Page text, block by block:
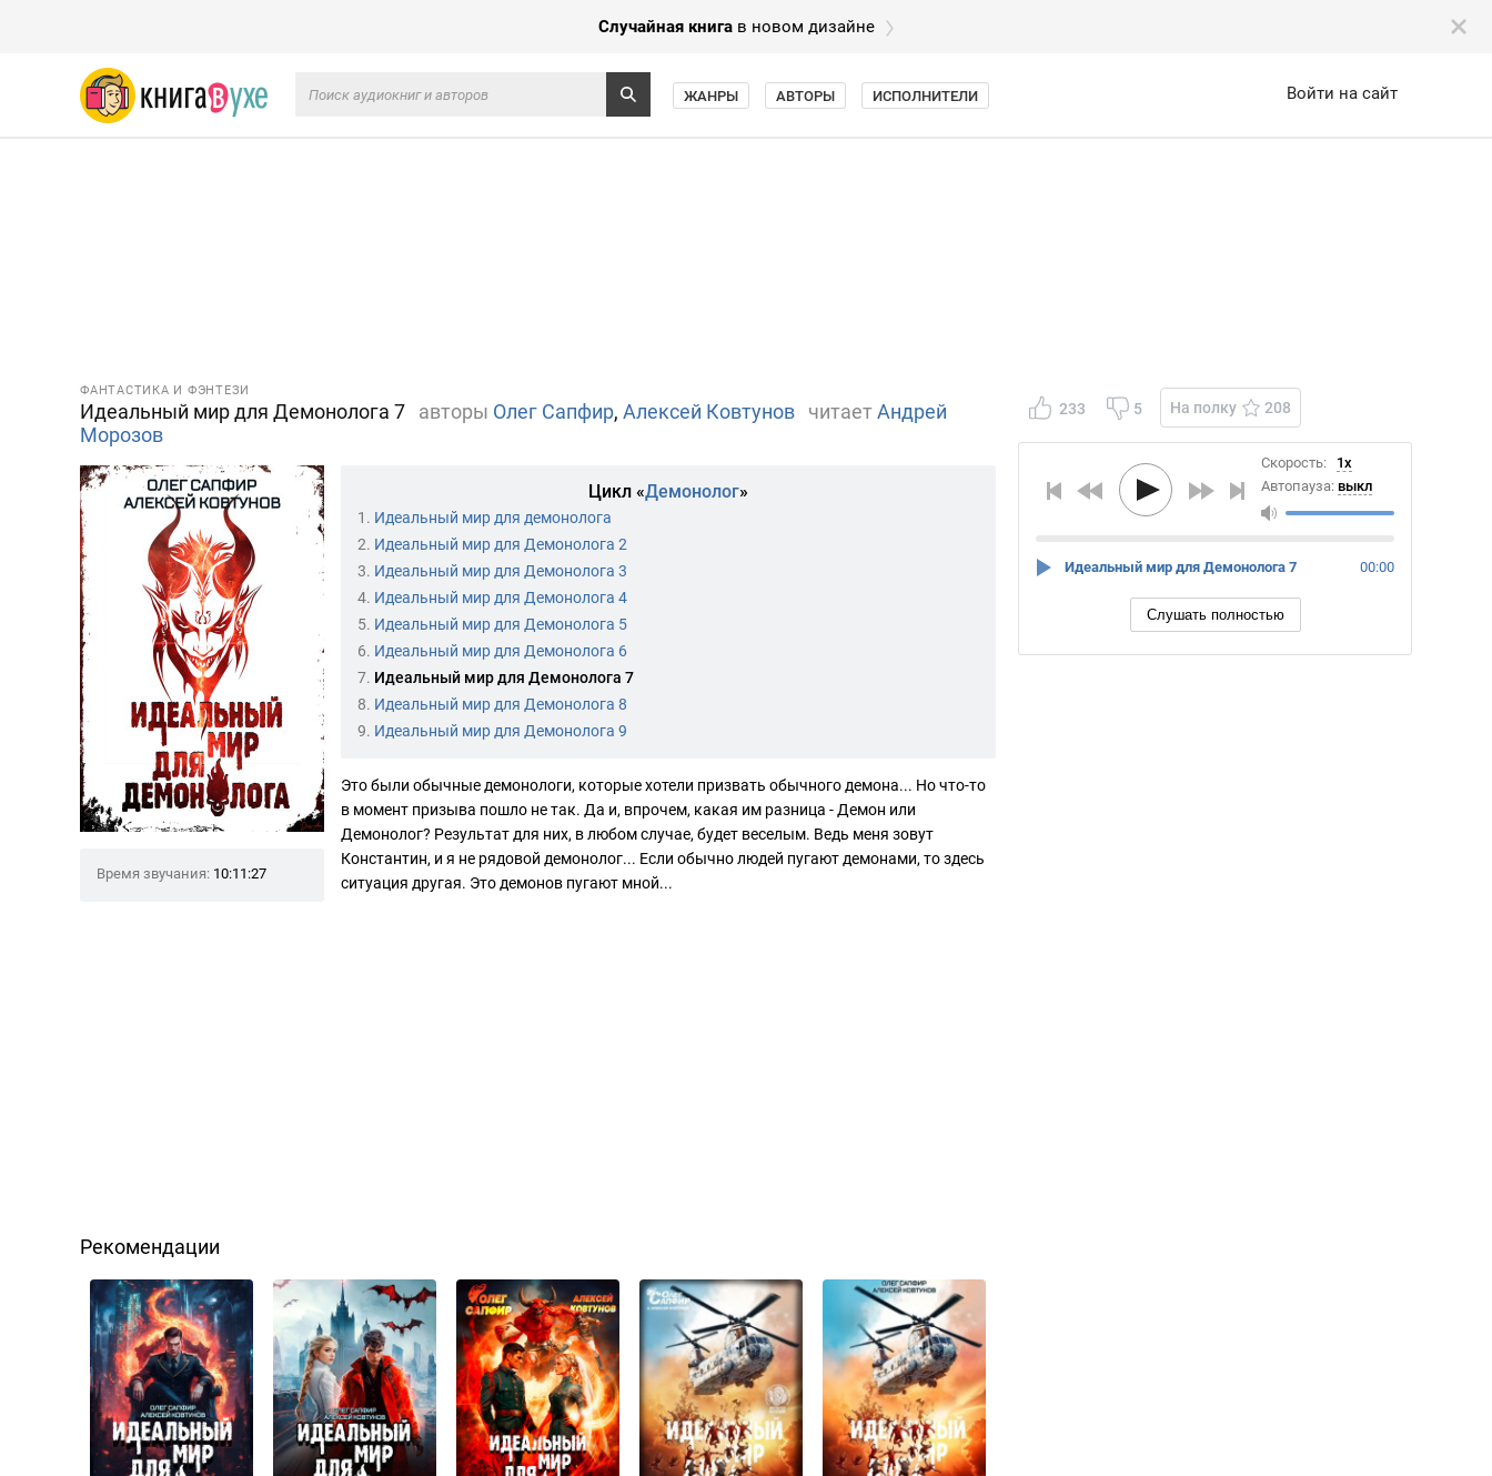
Случайная книга в новом дизайне
Войти на сайт
ЖАНРЫ АВТОРЫ ИСПОЛНИТЕЛИ
233 5 На полку 208
Скорость:
1x
Автопауза: выкл
00:00
Идеальный мир для Демонолога 7
Слушать полностью
ФАНТАСТИКА И ФЭНТЕЗИ
Идеальный мир для Демонолога 7 авторы Олег Сапфир, Алексей Ковтунов читаетАндрей
Морозов
Время звучания: 10:11:27
Цикл «Демонолог»
1. Идеальный мир для демонолога
2. Идеальный мир для Демонолога 2
3. Идеальный мир для Демонолога 3
4. Идеальный мир для Демонолога 4
5. Идеальный мир для Демонолога 5
6. Идеальный мир для Демонолога 6
7. Идеальный мир для Демонолога 7
8. Идеальный мир для Демонолога 8
9. Идеальный мир для Демонолога 9
Это были обычные демонологи, которые хотели призвать обычного демона... Но что-то
в момент призыва пошло не так. Да и, впрочем, какая им разница - Демон или
Демонолог? Результат для них, в любом случае, будет веселым. Ведь меня зовут
Константин, и я не рядовой демонолог... Если обычно людей пугают демонами, то здесь
ситуация другая. Это демонов пугают мной...
Рекомендации